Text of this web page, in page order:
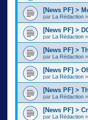
[News PF] >
par La Rédaction »
[News PF] >
par La Rédaction »
[News PF] >
par La Rédaction »
[News PF] >
par La Rédaction »
[News PF] >
par La Rédaction »
[News PF] >
par La Rédaction »